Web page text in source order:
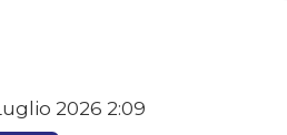
2026 2:09